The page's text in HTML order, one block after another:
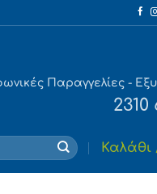
Παραγγελίες -
2310
Καλάθι